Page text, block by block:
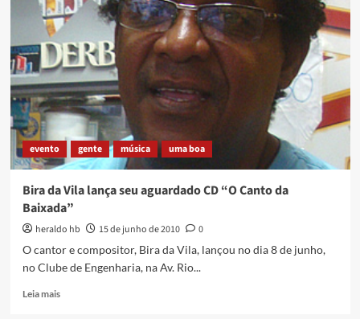
dados
biográficos
evento gente música uma boa
Bira da Vila lança seu aguardado CD “O Canto da
Baixada”
heraldo hb 15 de junho de 2010
0
O cantor e compositor, Bira da Vila, lançou no dia 8 de junho,
no Clube de Engenharia, na Av. Rio...
Leia maisRead